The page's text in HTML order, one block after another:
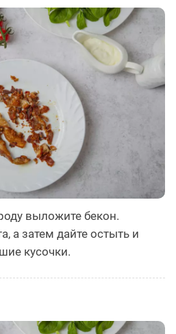
выложите бекон.
а затем дайте остыть и
кусочки.